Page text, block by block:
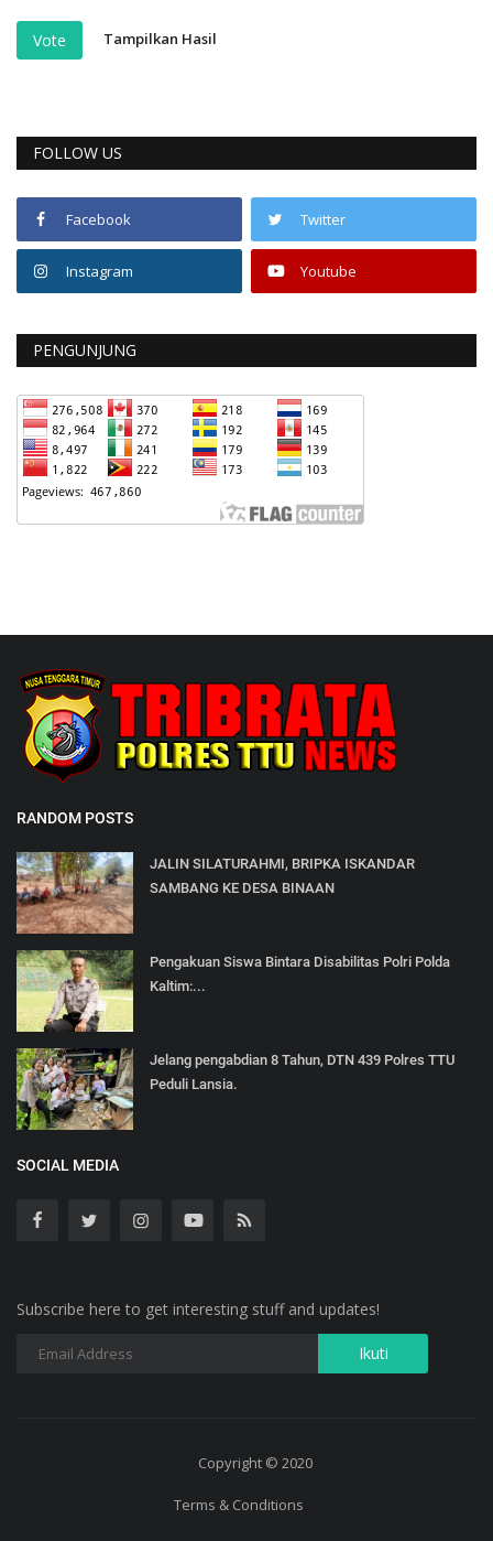
Vote Tampilkan Hasil
FOLLOW US
Facebook Twitter
Instagram Youtube
PENGUNJUNG
RANDOM POSTS
JALIN SILATURAHMI, BRIPKA ISKANDAR
SAMBANG KE DESA BINAAN
Pengakuan Siswa Bintara Disabilitas Polri Polda
Kaltim:...
Jelang pengabdian 8 Tahun, DTN 439 Polres TTU
Peduli Lansia.
SOCIAL MEDIA
Subscribe here to get interesting stuff and updates!
Copyright © 2020
Terms & Conditions